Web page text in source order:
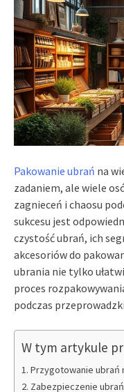
Pakowanie ubrań na
zadaniem, ale wiele
zagnieceń i chaosu
sukcesu jest
czystość ubrań, ich
akcesoriów do
ubrania nie tylko
proces
podczas
W tym artykule
Przygotowanie ubrań
Zabezpieczenie